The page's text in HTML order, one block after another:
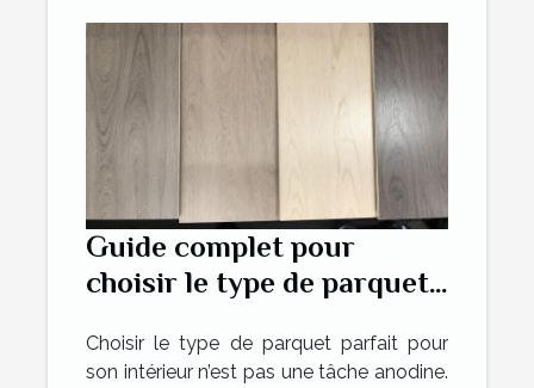
Guide complet pour
choisir le type de parquet
Choisir le type de parquet parfait pour
son intérieur n’est pas une tâche anodine.